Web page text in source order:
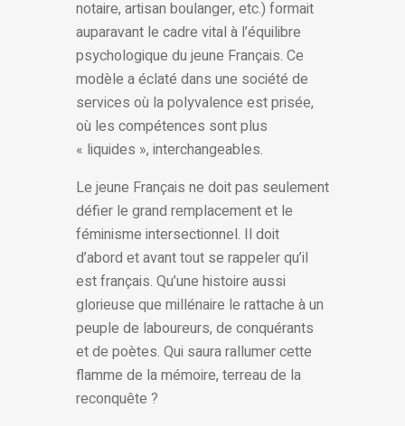
notaire, artisan boulanger, etc.) formait
auparavant le cadre vital à l’équilibre
psychologique du jeune Français. Ce
modèle a éclaté dans une société de
services où la polyvalence est prisée,
où les compétences sont plus
« liquides », interchangeables.
Le jeune Français ne doit pas seulement
défier le grand remplacement et le
féminisme intersectionnel. Il doit
d’abord et avant tout se rappeler qu’il
est français. Qu’une histoire aussi
glorieuse que millénaire le rattache à un
peuple de laboureurs, de conquérants
et de poètes. Qui saura rallumer cette
flamme de la mémoire, terreau de la
reconquête ?